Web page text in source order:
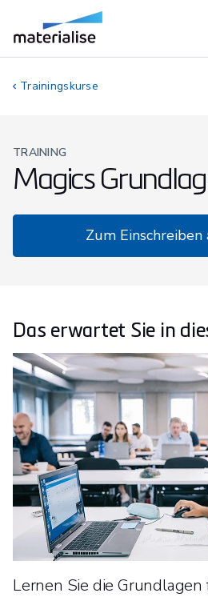
Trainingskurse
TRAINING
Magics
Zum
Das erwartet Sie in
Lernen Sie die